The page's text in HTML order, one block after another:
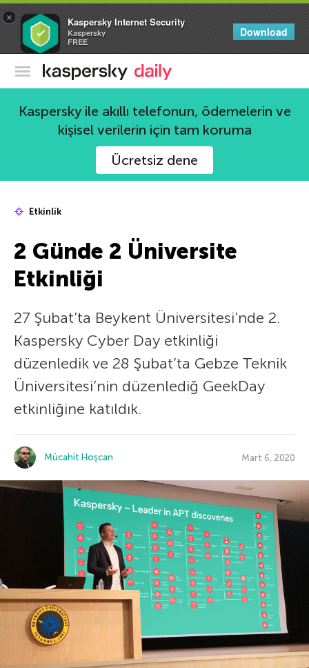
× Kaspersky Internet Security
Kaspersky
FREE
Download
Kaspersky Resmi Blogu
Kaspersky ile akıllı telefonun, ödemelerin ve
kişisel verilerin için tam koruma
Ücretsiz dene
Etkinlik
2 Günde 2 Üniversite
Etkinliği
27 Şubat’ta Beykent Üniversitesi’nde 2.
Kaspersky Cyber Day etkinliği
düzenledik ve 28 Şubat’ta Gebze Teknik
Üniversitesi’nin düzenlediğ GeekDay
etkinliğine katıldık.
Mücahit Hoşcan Mart 6, 2020